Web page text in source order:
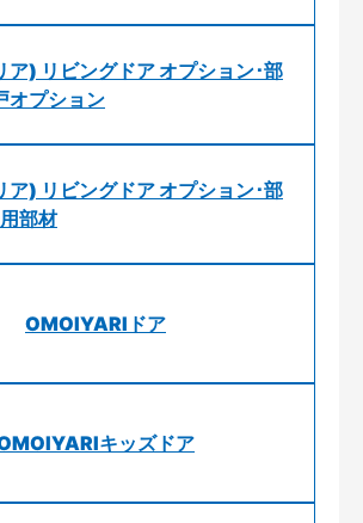
) リビングドア オプション･部
オプション
) リビングドア オプション･部
部材
OMOIYARIドア
キッズドア